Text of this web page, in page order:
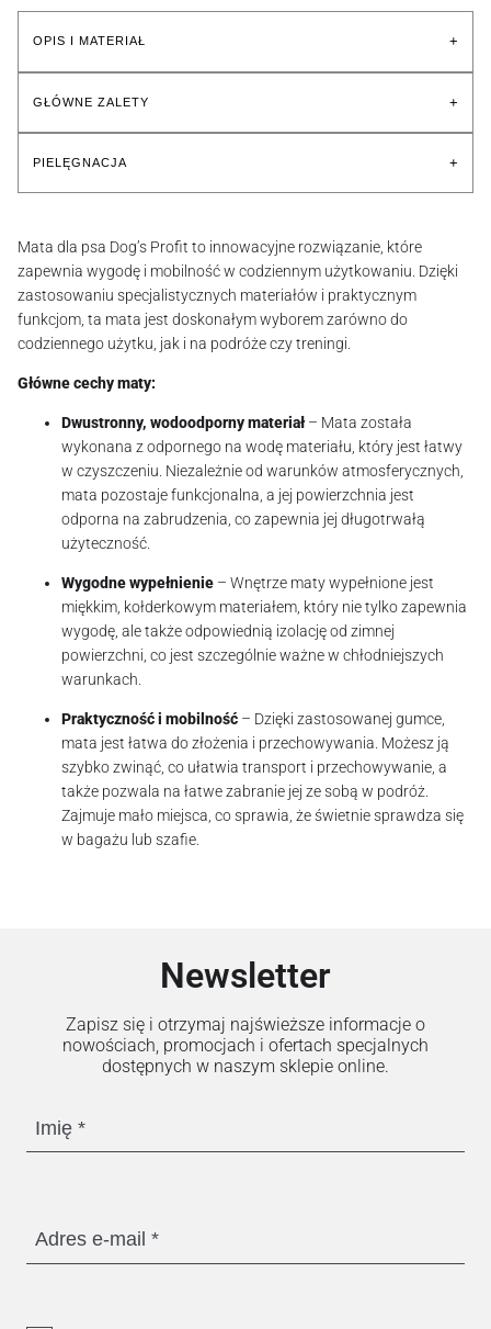
OPIS I MATERIAŁ +
GŁÓWNE ZALETY +
PIELĘGNACJA +
Mata dla psa Dog’s Profit to innowacyjne rozwiązanie, które
zapewnia wygodę i mobilność w codziennym użytkowaniu. Dzięki
zastosowaniu specjalistycznych materiałów i praktycznym
funkcjom, ta mata jest doskonałym wyborem zarówno do
codziennego użytku, jak i na podróże czy treningi.
Główne cechy maty:
Dwustronny, wodoodporny materiał– Mata została
wykonana z odpornego na wodę materiału, który jest łatwy
w czyszczeniu. Niezależnie od warunków atmosferycznych,
mata pozostaje funkcjonalna, a jej powierzchnia jest
odporna na zabrudzenia, co zapewnia jej długotrwałą
użyteczność.
Wygodne wypełnienie – Wnętrze maty wypełnione jest
miękkim, kołderkowym materiałem, który nie tylko zapewnia
wygodę, ale także odpowiednią izolację od zimnej
powierzchni, co jest szczególnie ważne w chłodniejszych
warunkach.
Praktyczność i mobilność – Dzięki zastosowanej gumce,
mata jest łatwa do złożenia i przechowywania. Możesz ją
szybko zwinąć, co ułatwia transport i przechowywanie, a
także pozwala na łatwe zabranie jej ze sobą w podróż.
Zajmuje mało miejsca, co sprawia, że świetnie sprawdza się
w bagażu lub szafie.
Newsletter
Zapisz się i otrzymaj najświeższe informacje o
nowościach, promocjach i ofertach specjalnych
dostępnych w naszym sklepie online.
Imię
Adres e-mail